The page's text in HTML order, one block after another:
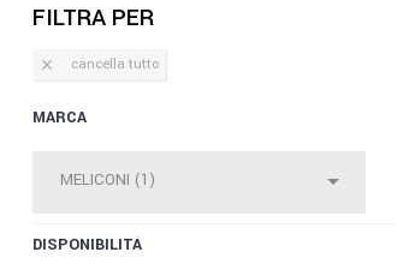
FILTRA PER
 cancella tutto
MARCA
MELICONI (1) 
DISPONIBILITÀ